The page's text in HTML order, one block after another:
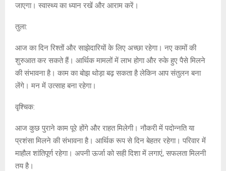
जाएगा। स्वास्थ्य का ध्यान रखें और आराम करें।
तुला:
आज का दिन रिश्तों और साझेदारियों के लिए अच्छा रहेगा। नए कामों की
शुरुआत कर सकते हैं। आर्थिक मामलों में लाभ होगा और रुके हुए पैसे मिलने
की संभावना है। काम का बोझ थोड़ा बढ़ सकता है लेकिन आप संतुलन बना
लेंगे। मन में उत्साह बना रहेगा।
वृश्चिक:
आज कुछ पुराने काम पूरे होंगे और राहत मिलेगी। नौकरी में पदोन्नति या
प्रशंसा मिलने की संभावना है। आर्थिक रूप से दिन बेहतर रहेगा। परिवार में
माहौल शांतिपूर्ण रहेगा। अपनी ऊर्जा को सही दिशा में लगाएं, सफलता मिलनी
तय है।